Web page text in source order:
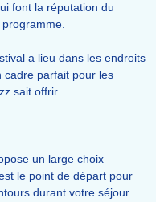
font la réputation du
a lieu dans les endroits
cadre parfait pour les
sait offrir.
un large choix
le point de départ pour
durant votre séjour.